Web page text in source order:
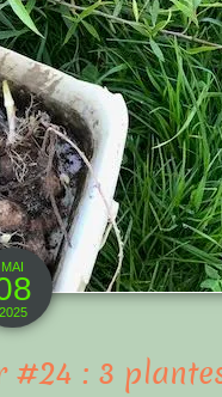
MAI
2025
#24 : 3